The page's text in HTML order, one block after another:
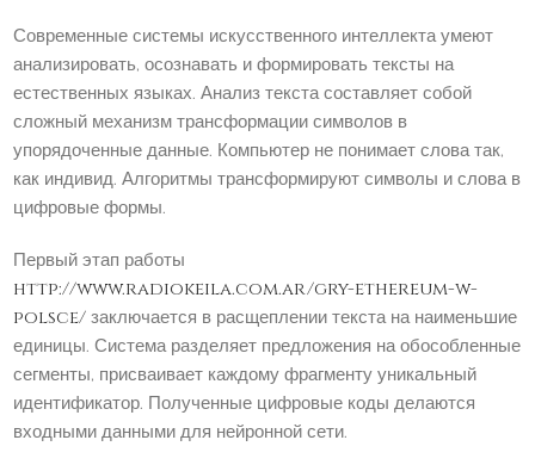
Современные системы искусственного интеллекта умеют
анализировать, осознавать и формировать тексты на
естественных языках. Анализ текста составляет собой
сложный механизм трансформации символов в
упорядоченные данные. Компьютер не понимает слова так,
как индивид. Алгоритмы трансформируют символы и слова в
цифровые формы.
Первый этап работы
http://www.radiokeila.com.ar/gry-ethereum-w-
polsce/заключается в расщеплении текста на наименьшие
единицы. Система разделяет предложения на обособленные
сегменты, присваивает каждому фрагменту уникальный
идентификатор. Полученные цифровые коды делаются
входными данными для нейронной сети.